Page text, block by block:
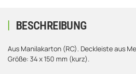
BESCHREIBUNG
Aus Manilakarton (RC). Deckleiste aus
Größe: 34 x 150 mm (kurz).